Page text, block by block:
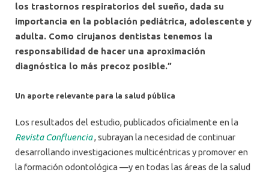
los trastornos respiratorios del sueño, dada su
importancia en la población pediátrica, adolescente y
adulta. Como cirujanos dentistas tenemos la
responsabilidad de hacer una aproximación
diagnóstica lo más precoz posible.”
Un aporte relevante para la salud pública
Los resultados del estudio, publicados oficialmente en la
Revista Confluencia, subrayan la necesidad de continuar
desarrollando investigaciones multicéntricas y promover en
la formación odontológica —y en todas las áreas de la salud